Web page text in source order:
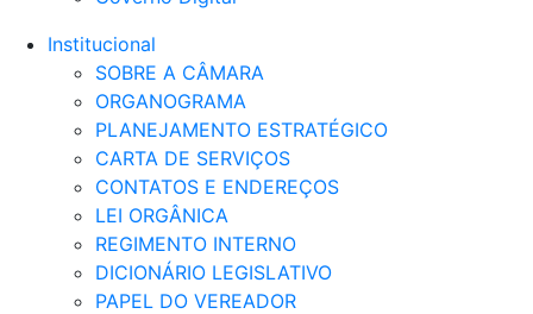
Institucional
SOBRE A CÂMARA
ORGANOGRAMA
PLANEJAMENTO ESTRATÉGICO
CARTA DE SERVIÇOS
CONTATOS E ENDEREÇOS
LEI ORGÂNICA
REGIMENTO INTERNO
DICIONÁRIO LEGISLATIVO
PAPEL DO VEREADOR